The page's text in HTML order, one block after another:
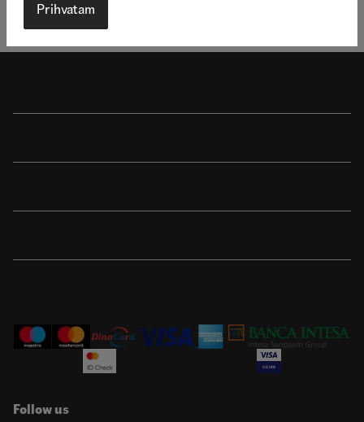
Detaljnije
Follow us
Prihvatam